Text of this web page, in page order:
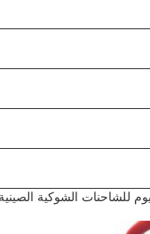
للشاحنات الشوكية الصينية